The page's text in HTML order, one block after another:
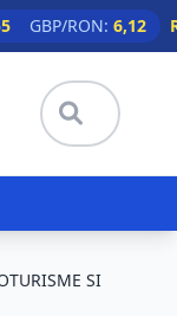
GBP/RON: 6,12
SI